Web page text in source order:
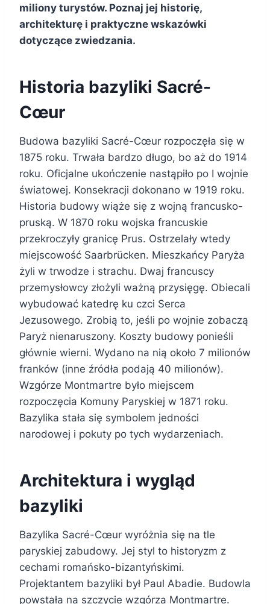
miliony turystów. Poznaj jej historię,
architekturę i praktyczne wskazówki
dotyczące zwiedzania.
Historia bazyliki Sacré-
Cœur
Budowa bazyliki Sacré-Cœur rozpoczęła się w
1875 roku. Trwała bardzo długo, bo aż do 1914
roku. Oficjalne ukończenie nastąpiło po I wojnie
światowej. Konsekracji dokonano w 1919 roku.
Historia budowy wiąże się z wojną francusko-
pruską. W 1870 roku wojska francuskie
przekroczyły granicę Prus. Ostrzelały wtedy
miejscowość Saarbrücken. Mieszkańcy Paryża
żyli w trwodze i strachu. Dwaj francuscy
przemysłowcy złożyli ważną przysięgę. Obiecali
wybudować katedrę ku czci Serca
Jezusowego. Zrobią to, jeśli po wojnie zobaczą
Paryż nienaruszony. Koszty budowy ponieśli
głównie wierni. Wydano na nią około 7 milionów
franków (inne źródła podają 40 milionów).
Wzgórze Montmartre było miejscem
rozpoczęcia Komuny Paryskiej w 1871 roku.
Bazylika stała się symbolem jedności
narodowej i pokuty po tych wydarzeniach.
Architektura i wygląd
bazyliki
Bazylika Sacré-Cœur wyróżnia się na tle
paryskiej zabudowy. Jej styl to historyzm z
cechami romańsko-bizantyńskimi.
Projektantem bazyliki był Paul Abadie. Budowla
powstała na szczycie wzgórza Montmartre.